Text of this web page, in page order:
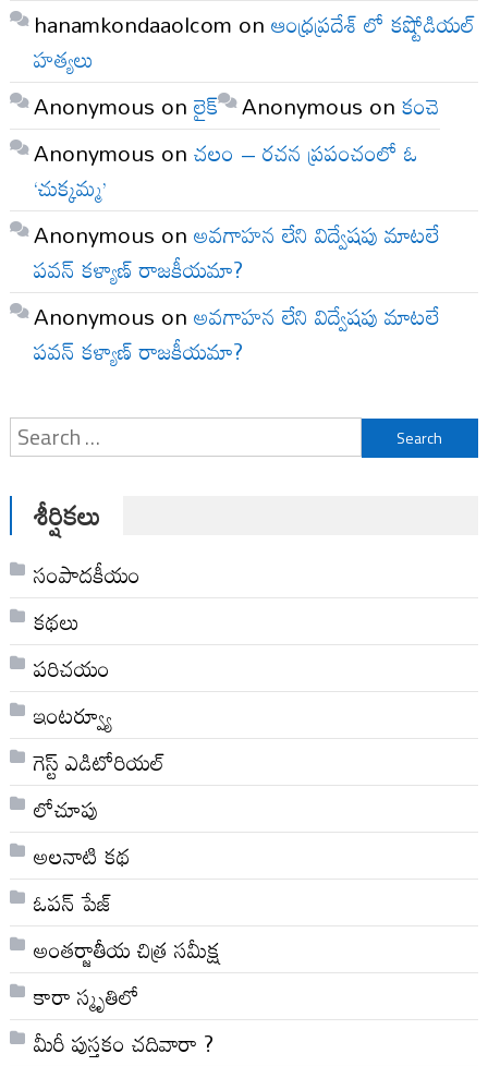
hanamkondaaolcom onఆంధ్రప్రదేశ్ లో కష్టోడియల్
హత్యలు
Anonymous onలైక్ Anonymous onకంచె
Anonymous onచలం – రచన ప్రపంచంలో ఓ
‘చుక్కమ్మ’
Anonymous onఅవగాహన లేని విద్వేషపు మాటలే
పవన్ కళ్యాణ్ రాజకీయమా?
Anonymous onఅవగాహన లేని విద్వేషపు మాటలే
పవన్ కళ్యాణ్ రాజకీయమా?
Search
for:
శీర్షికలు
సంపాదకీయం
కథలు
పరిచయం
ఇంటర్వ్యూ
గెస్ట్ ఎడిటోరియల్
లోచూపు
అల‌నాటి క‌థ‌
ఓపన్ పేజ్
అంతర్జాతీయ చిత్ర సమీక్ష
కారా స్మృతిలో
మీరీ పుస్తకం చదివారా ?